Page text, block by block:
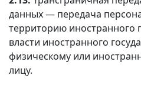
данных — передача
территорию иностранного
власти иностранного
физическому или
лицу.